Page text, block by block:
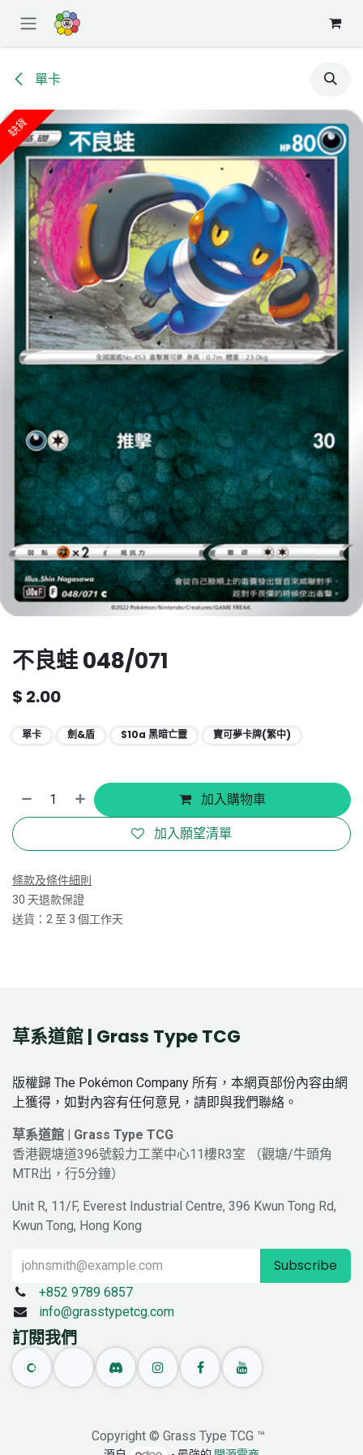
單卡
缺貨
不良蛙 048/071
$ 2.00
單卡 劍&盾 S10a 黑暗亡靈 寶可夢卡牌(繁中)
加入購物車
加入願望清單
條款及條件細則
30 天退款保證
送貨：2 至 3 個工作天
草系道館 | Grass Type TCG
版權歸 The Pokémon Company 所有，本網頁部份內容由網
上獲得，如對內容有任何意見，請即與我們聯絡。
草系道館 | Grass Type TCG
香港觀塘道396號毅力工業中心11樓R3室 （觀塘/牛頭角
MTR出，行5分鐘）
Unit R, 11/F, Everest Industrial Centre, 396 Kwun Tong Rd,
Kwun Tong, Hong Kong
Subscribe
+852 9789 6857
info@grasstypetcg.com
訂閱我們
Copyright © Grass Type TCG ™